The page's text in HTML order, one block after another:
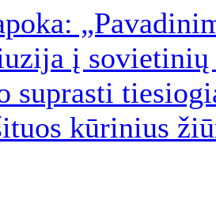
į
suprasti
kūrinius